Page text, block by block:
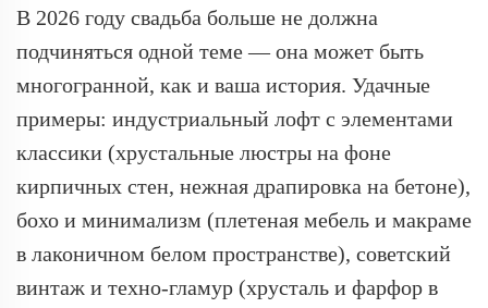
В 2026 году свадьба больше не должна
подчиняться одной теме — она может быть
многогранной, как и ваша история. Удачные
примеры: индустриальный лофт с элементами
классики (хрустальные люстры на фоне
кирпичных стен, нежная драпировка на бетоне),
бохо и минимализм (плетеная мебель и макраме
в лаконичном белом пространстве), советский
винтаж и техно-гламур (хрусталь и фарфор в